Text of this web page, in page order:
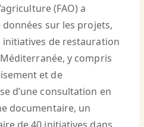
(FAO) a
sur les projets,
de restauration
y compris
et de
d’une consultation en
documentaire, un